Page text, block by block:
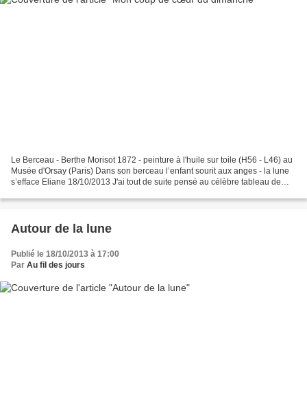
Le Berceau - Berthe Morisot 1872 - peinture à l'huile sur toile (H56 - L46) au
Musée d'Orsay (Paris) Dans son berceau l’enfant sourit aux anges - la lune
s’efface Eliane 18/10/2013 J'ai tout de suite pensé au célèbre tableau de
Autour de la lune
Publié le 18/10/2013 à 17:00
Par Au fil des jours